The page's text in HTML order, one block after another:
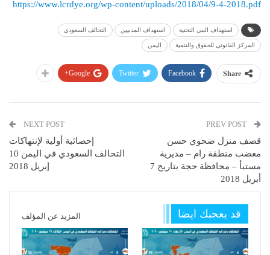
https://www.lcrdye.org/wp-content/uploads/2018/04/9-4-2018.pdf
استهداف البنى التحتية استهداف المدنيين التحالف السعودي
المركز القانوني للحقوق والتنمية اليمن
Share
Facebook
Twitter
Google+
قصف منزل ضحوي حسن
معضب منطقة رام – مديرية
مستبأ – محافظة حجة بتاريخ 7
أبريل 2018
NEXT POST
إحصائية أولية لإنتهاكات
التحالف السعودي في اليمن 10
إبريل 2018
قد يعجبك ايضا المزيد عن المؤلف